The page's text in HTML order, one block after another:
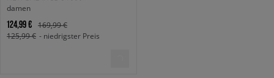
damen
124,99 €
169,99 €
125,99 € - niedrigster Preis